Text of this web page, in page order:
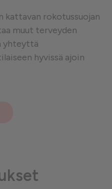
kattavan rokotussuojan
muut terveyden
yhteyttä
hyvissä ajoin